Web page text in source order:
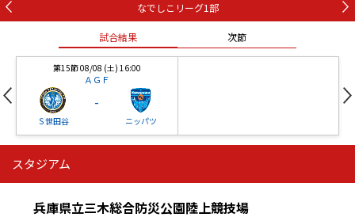
なでしこリーグ1部
試合結果 次節
第15節 08/08 (土) 16:00
ＡＧＦ
Ｓ世田谷
-
ニッパツ
第16節 09/05 (土) 15:00
ニッパツ
-
石人の星
スタジアム
兵庫県立三木総合防災公園陸上競技場